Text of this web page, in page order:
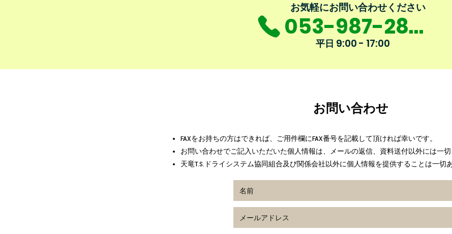
053-987-2864
​お気軽にお問い合わせください
平日 9:00 - 17:00
お問い合わせ
FAXをお持ちの方はできれば、ご用件欄にFAX番号を記載して頂ければ幸いです。
お問い合わせでご記入いただいた個人情報は、メールの返信、資料送付以外には一切
天竜T.S.ドライシステム協同組合及び関係会社以外に個人情報を提供することは一切